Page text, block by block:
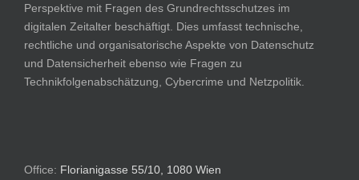
Perspektive mit Fragen des Grundrechtsschutzes im
digitalen Zeitalter beschäftigt. Dies umfasst technische,
rechtliche und organisatorische Aspekte von Datenschutz
und Datensicherheit ebenso wie Fragen zu
Technikfolgenabschätzung, Cybercrime und Netzpolitik.
Office: Florianigasse 55/10, 1080 Wien